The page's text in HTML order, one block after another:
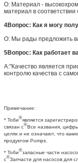
О: Материал -
материал в соответствии
4Вопрос: Как я могу
О: Мы рады предложить
5Вопрос: Как работает
A:"Качество является
контролю качества с
Примечание:
* Тоби®является
связан с®Все названия,
целях и не означают, что
продуктом Pumps.
* Тоби®запасные части
с®Запчасти для насосов для